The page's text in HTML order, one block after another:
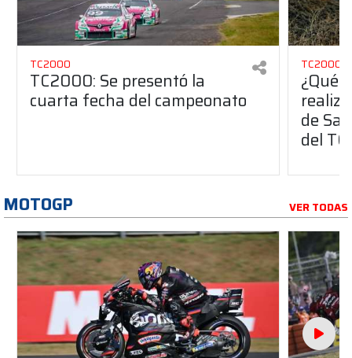
TC2000
TC2000: Se presentó la
cuarta fecha del campeonato
TC2000
¿Qué
de
del
MOTOGP VER TODAS